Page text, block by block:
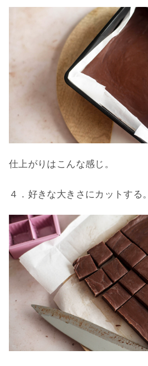
仕上がりはこんな感じ。
４．好きな大きさにカットする。